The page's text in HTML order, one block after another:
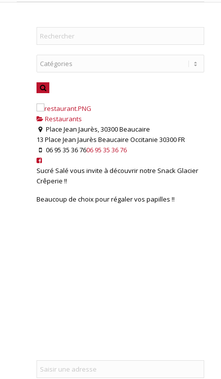
Restaurants
Place Jean Jaurès, 30300 Beaucaire
13 Place Jean Jaurès Beaucaire Occitanie 30300FR
06 95 35 36 7606 95 35 36 76
Sucré Salé vous invite à découvrir notre Snack Glacier
Crêperie !!
Beaucoup de choix pour régaler vos papilles !!